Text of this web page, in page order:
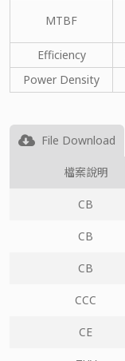
MTBF
Efficiency
Power Density
File Download
檔案說明
CB
CB
CB
CCC
CE